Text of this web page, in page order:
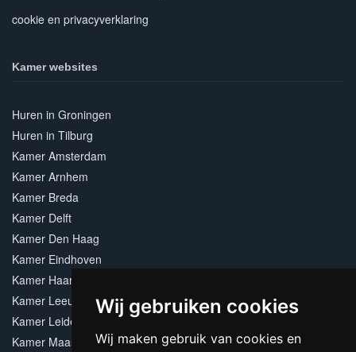
Wij gebruiken cookies
Wij maken gebruik van cookies en
cookie en privacyverklaring
Kamer websites
Huren in Groningen
Huren in Tilburg
Kamer Amsterdam
Kamer Arnhem
Kamer Breda
Kamer Delft
Kamer Den Haag
Kamer Eindhoven
Kamer Haarlem
Kamer Leeuwarden
Kamer Leiden
Kamer Maastricht